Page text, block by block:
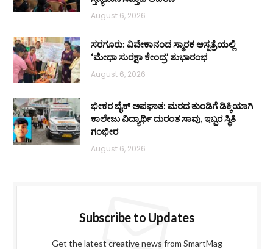
August 6, 2026
ಸರಗೂರು: ವಿವೇಕಾನಂದ ಸ್ಮಾರಕ ಆಸ್ಪತ್ರೆಯಲ್ಲಿ
‘ಮೇಧಾ ಸುರಕ್ಷಾ ಕೇಂದ್ರ’ ಶುಭಾರಂಭ
August 6, 2026
ಭೀಕರ ಬೈಕ್ ಅಪಘಾತ: ಮರದ ತುಂಡಿಗೆ ಡಿಕ್ಕಿಯಾಗಿ
ಕಾಲೇಜು ವಿದ್ಯಾರ್ಥಿ ದುರಂತ ಸಾವು, ಇಬ್ಬರ ಸ್ಥಿತಿ
ಗಂಭೀರ
August 6, 2026
Subscribe to Updates
Get the latest creative news from SmartMag